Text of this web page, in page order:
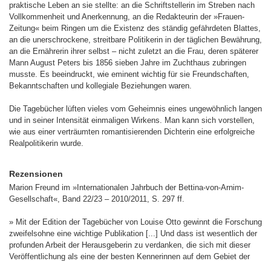
praktische Leben an sie stellte: an die Schriftstellerin im Streben nach
Vollkommenheit und Anerkennung, an die Redakteurin der »Frauen-
Zeitung« beim Ringen um die Existenz des ständig gefährdeten Blattes,
an die unerschrockene, streitbare Politikerin in der täglichen Bewährung,
an die Ernährerin ihrer selbst – nicht zuletzt an die Frau, deren späterer
Mann August Peters bis 1856 sieben Jahre im Zuchthaus zubringen
musste. Es beeindruckt, wie eminent wichtig für sie Freundschaften,
Bekanntschaften und kollegiale Beziehungen waren.
Die Tagebücher lüften vieles vom Geheimnis eines ungewöhnlich langen
und in seiner Intensität einmaligen Wirkens. Man kann sich vorstellen,
wie aus einer verträumten romantisierenden Dichterin eine erfolgreiche
Realpolitikerin wurde.
Rezensionen
Marion Freund im »Internationalen Jahrbuch der Bettina-von-Arnim-
Gesellschaft«, Band 22/23 – 2010/2011, S. 297 ff.
» Mit der Edition der Tagebücher von Louise Otto gewinnt die Forschung
zweifelsohne eine wichtige Publikation [...] Und dass ist wesentlich der
profunden Arbeit der Herausgeberin zu verdanken, die sich mit dieser
Veröffentlichung als eine der besten Kennerinnen auf dem Gebiet der